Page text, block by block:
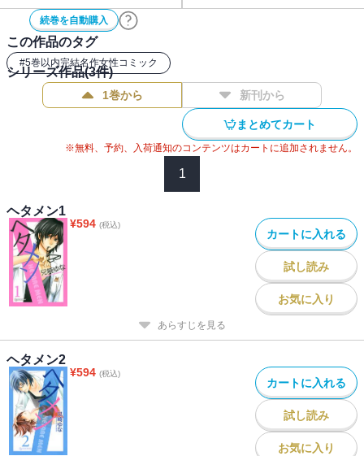
続巻を自動購入
この作品のタグ
#5巻以内完結名作女性コミック
シリーズ作品(3件)
1巻から 新刊から
まとめてカート
※無料、予約、入荷通知のコンテンツはカートに追加されません。
1
ヘタメン1
¥594 (税込)
カートに入れる
試し読み
お気に入り
あらすじを見る
ヘタメン2
¥594 (税込)
カートに入れる
試し読み
お気に入り